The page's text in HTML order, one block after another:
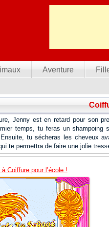
Aventure
Jenny est en retard pour son
temps, tu feras un shampoing
tu sécheras les cheveux
te permettra de faire une jolie
à Coiffure pour l’école !